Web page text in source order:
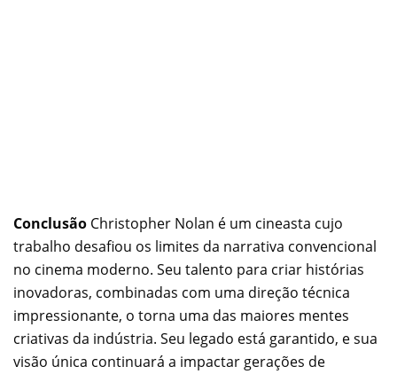
Conclusão Christopher Nolan é um cineasta cujo
trabalho desafiou os limites da narrativa convencional
no cinema moderno. Seu talento para criar histórias
inovadoras, combinadas com uma direção técnica
impressionante, o torna uma das maiores mentes
criativas da indústria. Seu legado está garantido, e sua
visão única continuará a impactar gerações de